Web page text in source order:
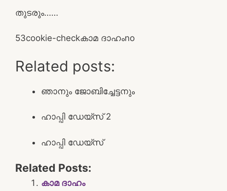
തുടരും……
53cookie-checkകാമ ദാഹംno
Related posts:
ഞാനും ജോബിച്ചേട്ടനും
ഹാപ്പി ഡേയ്‌സ് 2
ഹാപ്പി ഡേയ്‌സ്
Related Posts:
കാമ ദാഹം